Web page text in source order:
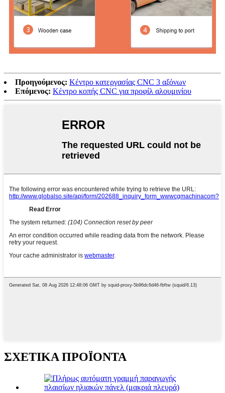
Προηγούμενος: Κέντρο κατεργασίας CNC 3 αξόνων
Επόμενος: Κέντρο κοπής CNC για προφίλ αλουμινίου
ΣΧΕΤΙΚΑ ΠΡΟΪΟΝΤΑ